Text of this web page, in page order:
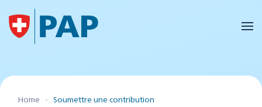
Accéder au contenu principal
Home Soumettre une contribution